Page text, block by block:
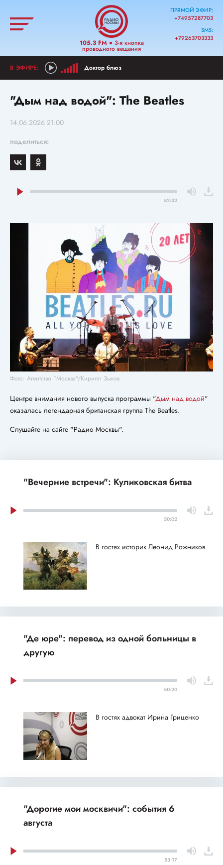
105.3 FM● 3-я кнопка
проводного вещания
ПРЯМОЙ ЭФИР:
+74957287703
SMS:
+79263703333
Доктор блюз
"Дым над водой": The Beatles
14.06.2026 21:00
поделиться:
52:32
Фото: Агентство "Москва"/Кирилл Зыков
Центре внимания нового выпуска программы "Дым над водой"
оказалась легендарная британская группа The Beatles.
Слушайте на сайте "Радио Москвы".
"Вечерние встречи": Куликовская битва
50:02
В гостях историк Леонид Рожников
"Де юре": перевод из одной больницы в
другую
50:20
В гостях адвокат Ирина Гриценко
"Дорогие мои москвичи": события 6
августа
53:17